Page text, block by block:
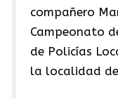
compañero
Campeonato
de Policías
la localidad de